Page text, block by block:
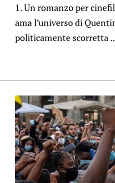
1. Un romanzo per
ama l’universo di
politicamente scorretta